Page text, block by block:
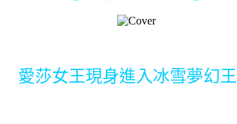
愛莎女王現身進入冰雪夢幻